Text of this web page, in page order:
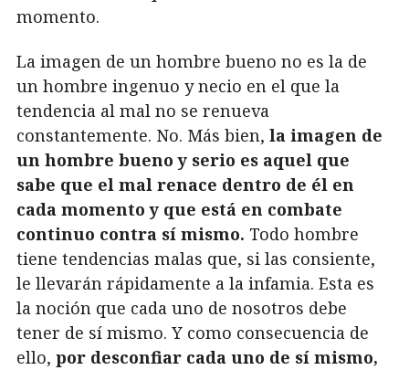
momento.
La imagen de un hombre bueno no es la de
un hombre ingenuo y necio en el que la
tendencia al mal no se renueva
constantemente. No. Más bien, la imagen de
un hombre bueno y serio es aquel que
sabe que el mal renace dentro de él en
cada momento y que está en combate
continuo contra sí mismo. Todo hombre
tiene tendencias malas que, si las consiente,
le llevarán rápidamente a la infamia. Esta es
la noción que cada uno de nosotros debe
tener de sí mismo. Y como consecuencia de
ello, por desconfiar cada uno de sí mismo,